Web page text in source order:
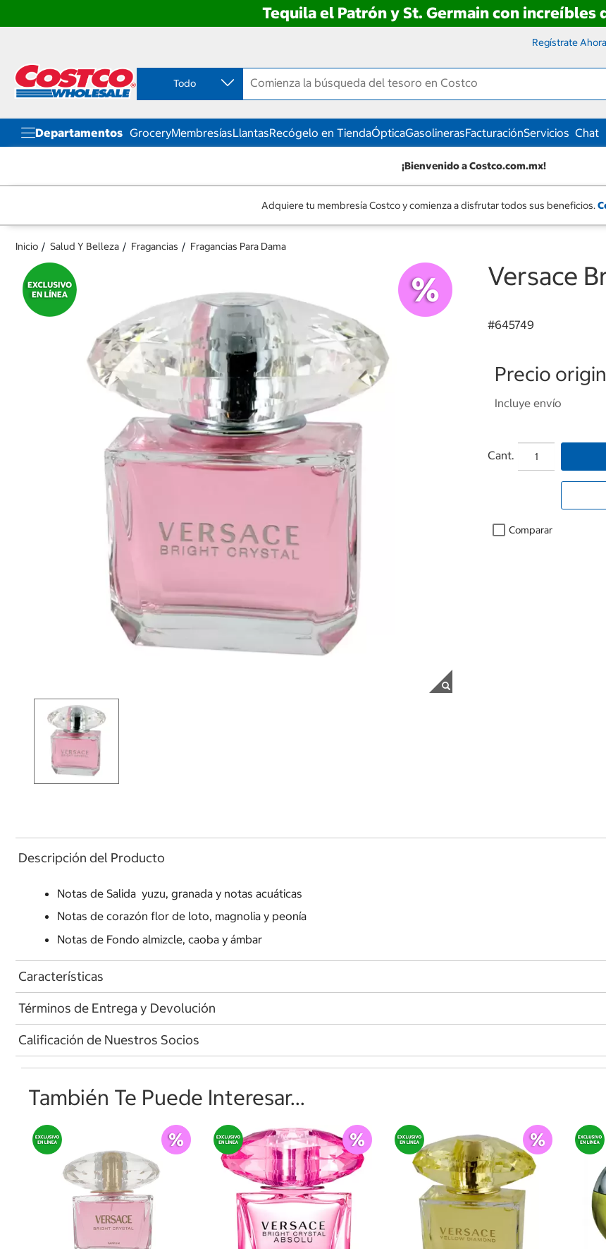
Tequila el Patrón y St. Germain con increíbles
contenido
menú
navegación
Regístrate Ahora
Todo
Departamentos GroceryMembresíasLlantasRecógelo en TiendaÓpticaGasolinerasFacturaciónServicios Chat
¡Bienvenido a Costco.com.mx!
Adquiere tu membresía Costco y comienza a disfrutar todos sus beneficios.
Inicio Salud Y Belleza Fragancias Fragancias Para Dama
Versace
#645749
Precio
Incluye envío
Cant.
Comparar
Descripción del Producto
Notas de Salida yuzu, granada y notas acuáticas
Notas de corazón flor de loto, magnolia y peonía
Notas de Fondo almizcle, caoba y ámbar
Características
Términos de Entrega y Devolución
Calificación de Nuestros Socios
También Te Puede Interesar...